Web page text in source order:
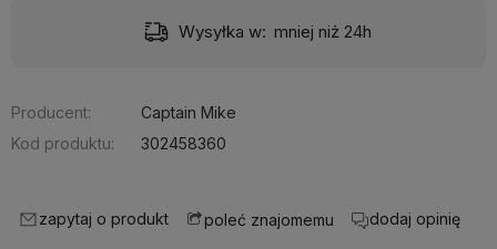
Wysyłka w: mniej niż 24h
Producent:
Captain Mike
Kod produktu:
302458360
zapytaj o produkt poleć znajomemu dodaj opinię